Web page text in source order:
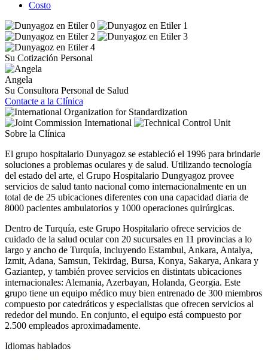
Costo
Su Cotización Personal
Angela
Su Consultora Personal de Salud
Contacte a la Clínica
Sobre la Clínica
El grupo hospitalario Dunyagoz se estableció el 1996 para brindarle
soluciones a problemas oculares y de salud. Utilizando tecnología
del estado del arte, el Grupo Hospitalario Dungyagoz provee
servicios de salud tanto nacional como internacionalmente en un
total de de 25 ubicaciones diferentes con una capacidad diaria de
8000 pacientes ambulatorios y 1000 operaciones quirúrgicas.
Dentro de Turquía, este Grupo Hospitalario ofrece servicios de
cuidado de la salud ocular con 20 sucursales en 11 provincias a lo
largo y ancho de Turquía, incluyendo Estambul, Ankara, Antalya,
Izmit, Adana, Samsun, Tekirdag, Bursa, Konya, Sakarya, Ankara y
Gaziantep, y también provee servicios en distintats ubicaciones
internacionales: Alemania, Azerbayan, Holanda, Georgia. Este
grupo tiene un equipo médico muy bien entrenado de 300 miembros
compuesto por catedráticos y especialistas que ofrecen servicios al
rededor del mundo. En conjunto, el equipo está compuesto por
2.500 empleados aproximadamente.
Idiomas hablados